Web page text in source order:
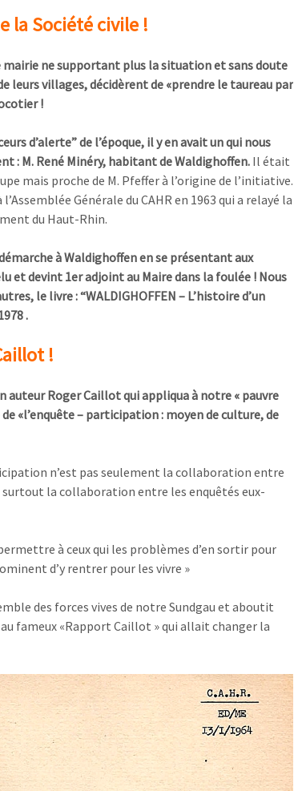
la Société civile !
ne supportant plus la situation et sans doute
leurs villages, décidèrent de «prendre le taureau par
!
d’alerte” de l’époque, il y en avait un qui nous
: M. René Minéry, habitant de Waldighoffen.Il était
mais proche de M. Pfeffer à l’origine de l’initiative.
Générale du CAHR en 1963 qui a relayé la
du Haut-Rhin.
à Waldighoffen en se présentant aux
et devint 1er adjoint au Maire dans la foulée ! Nous
le livre : “WALDIGHOFFEN – L’histoire d’un
.
!
auteur Roger Caillot qui appliqua à notre « pauvre
«l’enquête – participation : moyen de culture, de
n’est pas seulement la collaboration entre
la collaboration entre les enquêtés eux-
à ceux qui les problèmes d’en sortir pour
d’y rentrer pour les vivre »
des forces vives de notre Sundgau et aboutit
fameux «Rapport Caillot » qui allait changer la